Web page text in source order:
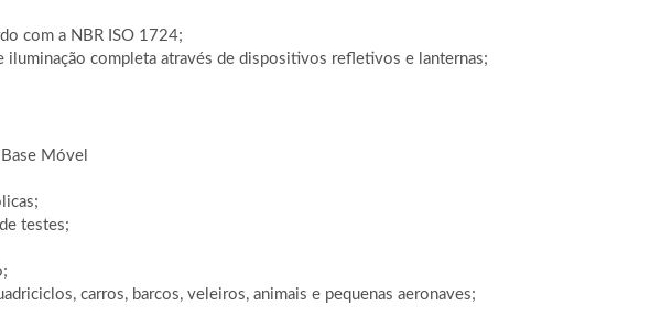
com a NBR ISO 1724;
iluminação completa através de dispositivos refletivos e lanternas;
Móvel
testes;
carros, barcos, veleiros, animais e pequenas aeronaves;